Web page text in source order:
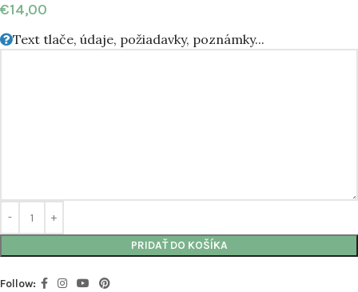
€14,00
Text tlače, údaje, požiadavky, poznámky...
PRIDAŤ DO KOŠÍKA
Follow: